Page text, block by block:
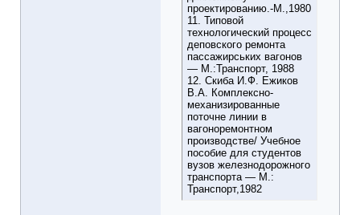
проектированию.-М.,1980
11. Типовой
технологический процесс
деповского ремонта
пассажирських вагонов
― М.:Транспорт, 1988
12. Скиба И.Ф. Ежиков
В.А. Комплексно-
механизированные
поточне линии в
вагоноремонтном
производстве/ Учебное
пособие для студентов
вузов железнодорожного
транспорта ― М.:
Транспорт,1982